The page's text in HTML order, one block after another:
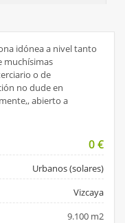
idónea a nivel tanto
muchísimas
o de
no dude en
abierto a
0€
Urbanos (solares)
Vizcaya
9.100 m2